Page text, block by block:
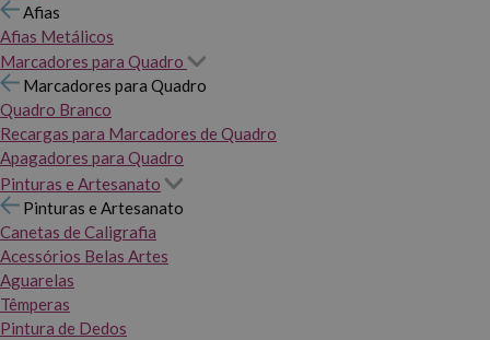
Afias
Afias Metálicos
Marcadores para Quadro
Marcadores para Quadro
Quadro Branco
Recargas para Marcadores de Quadro
Apagadores para Quadro
Pinturas e Artesanato
Pinturas e Artesanato
Canetas de Caligrafia
Acessórios Belas Artes
Aguarelas
Têmperas
Pintura de Dedos